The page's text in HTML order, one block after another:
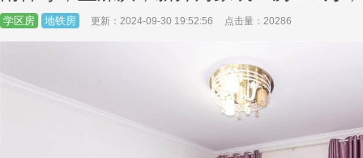
学区房 地铁房 更新：2024-09-30 19:52:56 点击量：20286